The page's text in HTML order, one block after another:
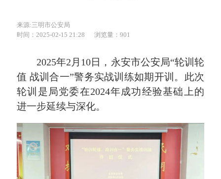
来源:三明市公安局
时间：2025-02-15 21:28
浏览量：901
2025年2月10日，永安市公安局“轮训轮
值 战训合一”警务实战训练如期开训。 此次
轮训是局党委在2024年成功经验基础上的
进一步延续与深化。